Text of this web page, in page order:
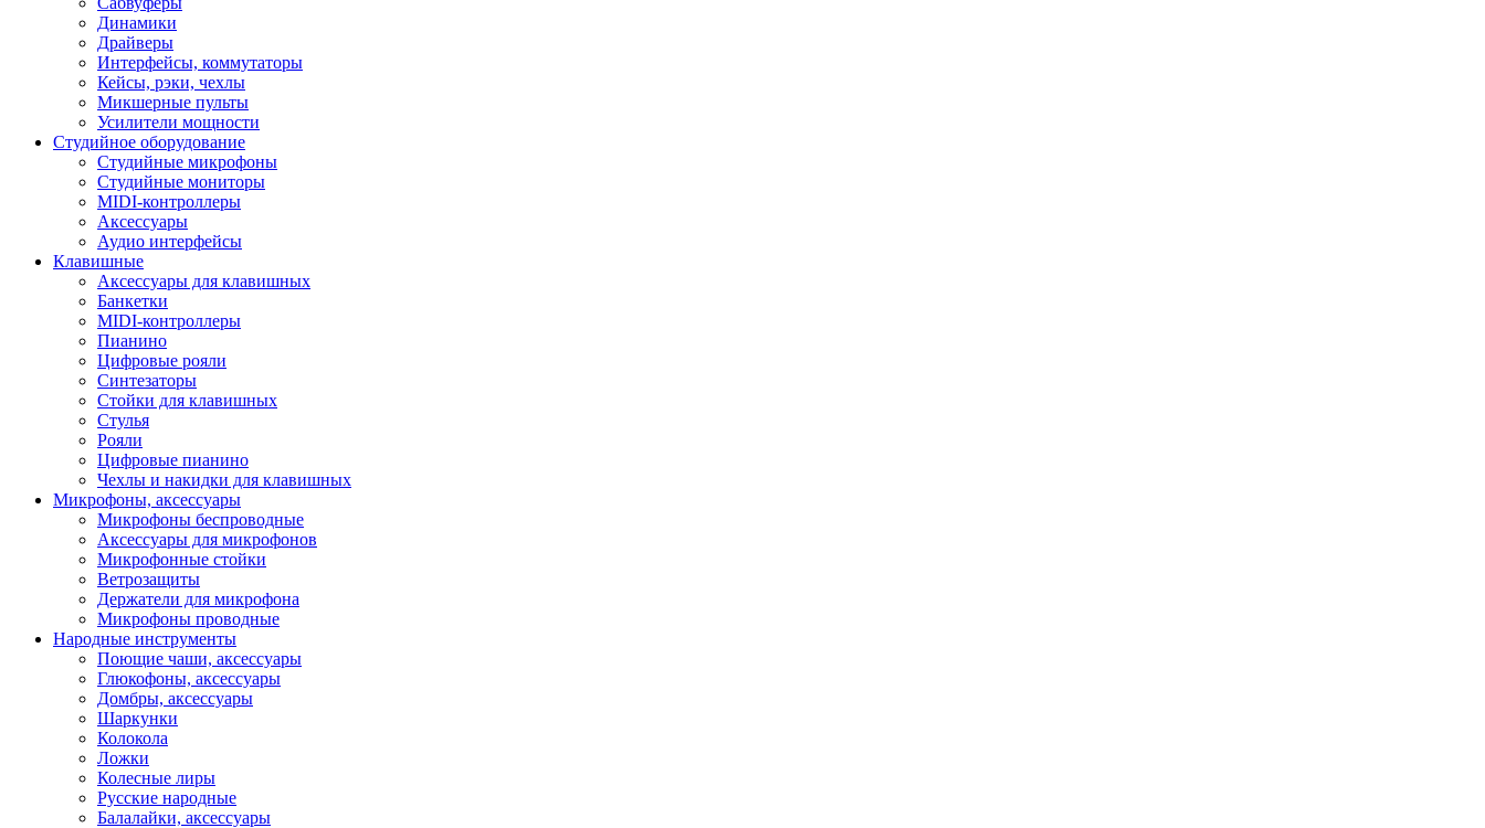
Динамики
Драйверы
Интерфейсы, коммутаторы
Кейсы, рэки, чехлы
Микшерные пульты
Усилители мощности
Студийное оборудование
Студийные микрофоны
Студийные мониторы
MIDI-контроллеры
Аксессуары
Аудио интерфейсы
Клавишные
Аксессуары для клавишных
Банкетки
MIDI-контроллеры
Пианино
Цифровые рояли
Синтезаторы
Стойки для клавишных
Стулья
Рояли
Цифровые пианино
Чехлы и накидки для клавишных
Микрофоны, аксессуары
Микрофоны беспроводные
Аксессуары для микрофонов
Микрофонные стойки
Ветрозащиты
Держатели для микрофона
Микрофоны проводные
Народные инструменты
Поющие чаши, аксессуары
Глюкофоны, аксессуары
Домбры, аксессуары
Шаркунки
Колокола
Ложки
Колесные лиры
Русские народные
Балалайки, аксессуары